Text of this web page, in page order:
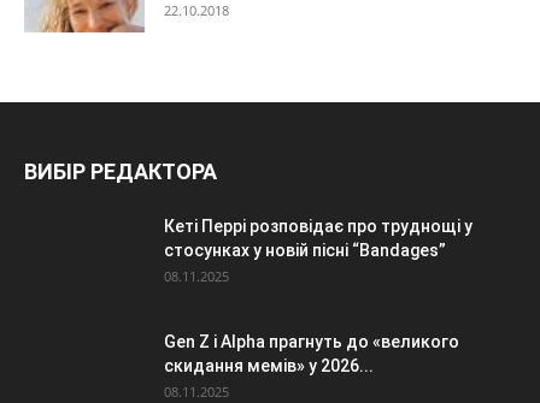
22.10.2018
ВИБІР РЕДАКТОРА
Кеті Перрі розповідає про труднощі у
стосунках у новій пісні “Bandages”
08.11.2025
Gen Z і Alpha прагнуть до «великого
скидання мемів» у 2026...
08.11.2025